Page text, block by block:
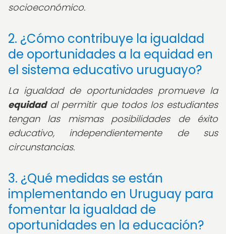
socioeconómico.
2. ¿Cómo contribuye la igualdad
de oportunidades a la equidad en
el sistema educativo uruguayo?
La igualdad de oportunidades promueve la
equidadal permitir que todos los estudiantes
tengan las mismas posibilidades de éxito
educativo, independientemente de sus
circunstancias.
3. ¿Qué medidas se están
implementando en Uruguay para
fomentar la igualdad de
oportunidades en la educación?